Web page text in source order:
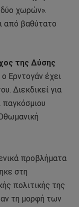
χωρών».
από βαθύτατο
της Δύσης
Ερντογάν έχει
Διεκδικεί για
παγκόσμιου
προβλήματα
στη
πολιτικής της
τη μορφή των